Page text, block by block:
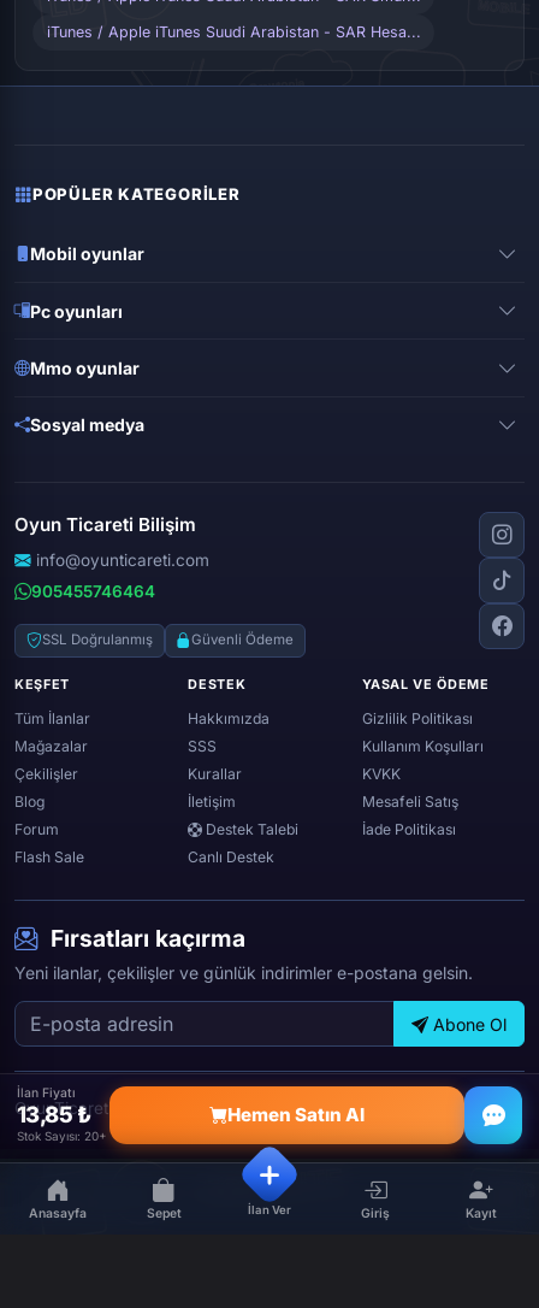
iTunes / Apple iTunes Suudi Arabistan - SAR Hesa...
POPÜLER KATEGORILER
Mobil oyunlar
Mobile legends
Free fire
Minecraft
Pc oyunları
Gta online
Lost ark
World of warcraft
Zula
Mmo oyunlar
Wolfteam
Black desert online
Genshin ımpact
Sosyal medya
Discord
Youtube
Twitter (x)
Spotify
Oyun Ticareti Bilişim
info@oyunticareti.com
905455746464
SSL Doğrulanmış Güvenli Ödeme
KEŞFET
Tüm İlanlar
Mağazalar
Çekilişler
Blog
Forum
Flash Sale
DESTEK
Hakkımızda
SSS
Kurallar
İletişim
Destek Talebi
Canlı Destek
YASAL VE ÖDEME
Gizlilik Politikası
Kullanım Koşulları
KVKK
Mesafeli Satış
İade Politikası
Fırsatları kaçırma
Yeni ilanlar, çekilişler ve günlük indirimler e-postana gelsin.
Abone Ol
OyunTicareti © 2026 — Tüm hakları saklıdır.
İlan Fiyatı
13,85 ₺
Stok Sayısı: 20+
Hemen Satın Al
Anasayfa Sepet İlan Ver Giriş Kayıt